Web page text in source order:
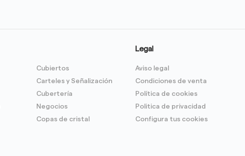
Cubiertos
Carteles y Señalización
Cubertería
Negocios
Copas de cristal
Legal
Aviso legal
Condiciones de venta
Política de cookies
Politica de privacidad
Configura tus cookies